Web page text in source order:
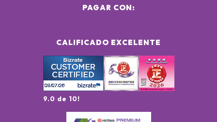
CALIFICADO EXCELENTE
9.0 de 10!
PAGAR CON: